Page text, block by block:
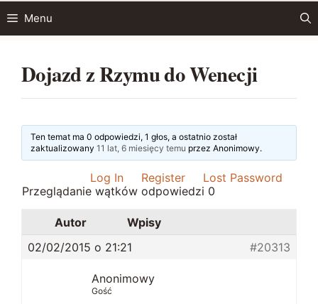
Menu
Dojazd z Rzymu do Wenecji
Ten temat ma 0 odpowiedzi, 1 głos, a ostatnio został
zaktualizowany 11 lat, 6 miesięcy temu przez Anonimowy.
Log In Register
Lost Password
Przeglądanie wątków odpowiedzi 0
Autor
Wpisy
02/02/2015 o 21:21
#20313
Anonimowy
Gość